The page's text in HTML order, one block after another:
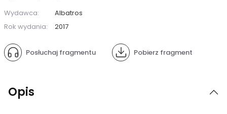
Wydawca:
Albatros
Rok wydania:
2017
Posłuchaj fragmentu Pobierz fragment
Opis